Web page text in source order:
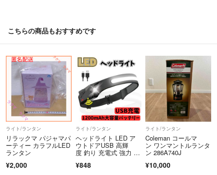
こちらの商品もおすすめです
ライト/ランタン
リラックマ パジャマパ
ーティー カラフルLED
ランタン
¥2,000
ライト/ランタン
ヘッドライト LED ア
ウトドアUSB 高輝
度 釣り 充電式 強力 作
¥848
ライト/ランタン
Coleman コールマ
ン ワンマントルランタ
ン 286A740J
¥10,000